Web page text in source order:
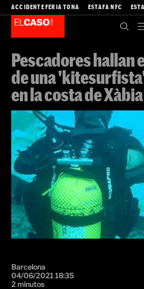
ACCIDENTE FERIA TONA ESTAFA NFC
Pescadores hallan
de una
en la costa de Xàbia
Barcelona
04/06/2021 18:35
2 minutos